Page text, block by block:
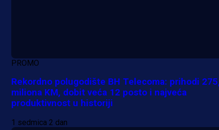
PROMO
Rekordno polugodište BH Telecoma: prihodi
miliona KM, dobit veća 12 posto i najveća
produktivnost u historiji
1 sedmica 2 dan